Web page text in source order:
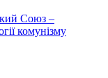
Союз –
комунізму